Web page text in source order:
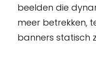
beelden die
meer betrekken,
banners statisch